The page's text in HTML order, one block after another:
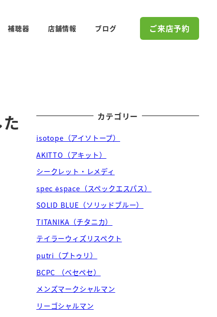
補聴器 店舗情報 ブログ ご来店予約
た カテゴリー
isotope（アイソトープ）
AKITTO（アキット）
シークレット・レメディ
spec ēspace（スペックエスパス）
SOLID BLUE（ソリッドブルー）
TITANIKA（チタニカ）
テイラーウィズリスペクト
putri（プトゥリ）
BCPC （ベセペセ）
メンズマークシャルマン
リーゴシャルマン